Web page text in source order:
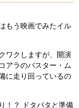
もう映画でみたイル
ワクしますが、開演
アラのバスター・ム
に走り回っているの
！？ ドタバタと準備